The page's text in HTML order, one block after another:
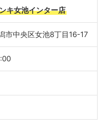
キ女池インター店
市中央区女池8丁目16-17